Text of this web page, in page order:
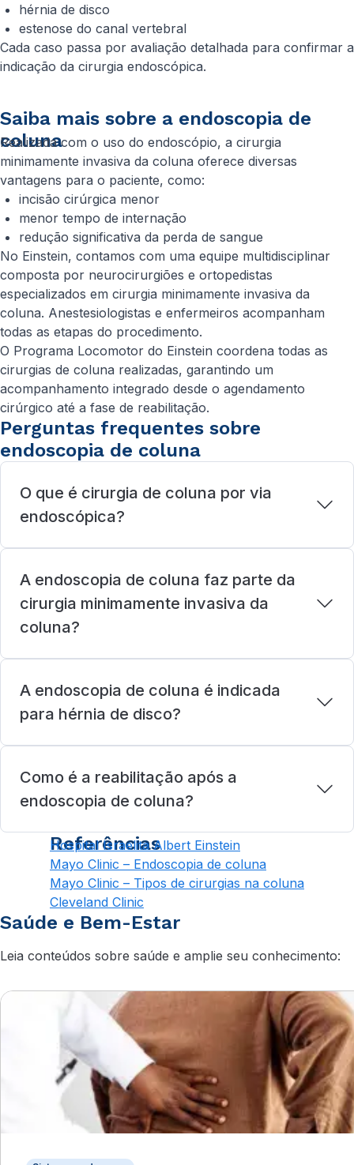
hérnia de disco
estenose do canal vertebral
Cada caso passa por avaliação detalhada para confirmar a
indicação da cirurgia endoscópica.
Saiba mais sobre a endoscopia de
coluna
Realizada com o uso do endoscópio, a cirurgia
minimamente invasiva da coluna oferece diversas
vantagens para o paciente, como:
incisão cirúrgica menor
menor tempo de internação
redução significativa da perda de sangue
No Einstein, contamos com uma equipe multidisciplinar
composta por neurocirurgiões e ortopedistas
especializados em cirurgia minimamente invasiva da
coluna. Anestesiologistas e enfermeiros acompanham
todas as etapas do procedimento.
O Programa Locomotor do Einstein coordena todas as
cirurgias de coluna realizadas, garantindo um
acompanhamento integrado desde o agendamento
cirúrgico até a fase de reabilitação.
Perguntas frequentes sobre
endoscopia de coluna
O que é cirurgia de coluna por via
endoscópica?
A endoscopia de coluna faz parte da
cirurgia minimamente invasiva da
coluna?
A endoscopia de coluna é indicada
para hérnia de disco?
Como é a reabilitação após a
endoscopia de coluna?
Referências
Hospital Israelita Albert Einstein
Mayo Clinic – Endoscopia de coluna
Mayo Clinic – Tipos de cirurgias na coluna
Cleveland Clinic
Saúde e Bem-Estar
Leia conteúdos sobre saúde e amplie seu conhecimento: